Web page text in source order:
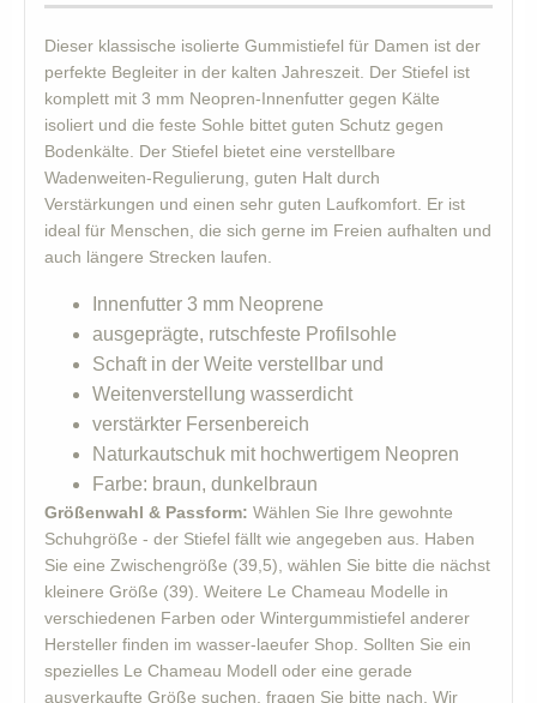
Dieser klassische isolierte Gummistiefel für Damen ist der
perfekte Begleiter in der kalten Jahreszeit. Der Stiefel ist
komplett mit 3 mm Neopren-Innenfutter gegen Kälte
isoliert und die feste Sohle bittet guten Schutz gegen
Bodenkälte. Der Stiefel bietet eine verstellbare
Wadenweiten-Regulierung, guten Halt durch
Verstärkungen und einen sehr guten Laufkomfort. Er ist
ideal für Menschen, die sich gerne im Freien aufhalten und
auch längere Strecken laufen.
Innenfutter 3 mm Neoprene
ausgeprägte, rutschfeste Profilsohle
Schaft in der Weite verstellbar und
Weitenverstellung wasserdicht
verstärkter Fersenbereich
Naturkautschuk mit hochwertigem Neopren
Farbe: braun, dunkelbraun
Größenwahl & Passform: Wählen Sie Ihre gewohnte
Schuhgröße - der Stiefel fällt wie angegeben aus. Haben
Sie eine Zwischengröße (39,5), wählen Sie bitte die nächst
kleinere Größe (39). Weitere Le Chameau Modelle in
verschiedenen Farben oder Wintergummistiefel anderer
Hersteller finden im wasser-laeufer Shop. Sollten Sie ein
spezielles Le Chameau Modell oder eine gerade
ausverkaufte Größe suchen, fragen Sie bitte nach. Wir